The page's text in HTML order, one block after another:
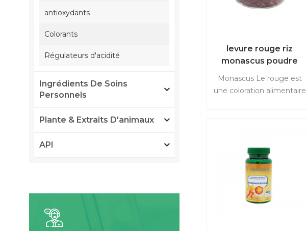
levure rouge riz
monascus poudre
Monascus Le rouge est
une coloration alimentaire
Monascus Le rouge est
utilisé dans les gâteaux,
les bonbons, la viande
cuite, la peau de tofu, la
crème glacée, les biscuits,
antioxydants
Colorants
Régulateurs d'acidité
Ingrédients De Soins
Personnels
Plante & Extraits D'animaux
API